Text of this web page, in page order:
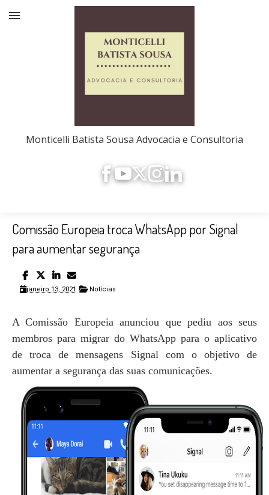
Monticelli Batista Sousa Advocacia e Consultoria
Comissão Europeia troca WhatsApp por Signal
para aumentar segurança
janeiro 13, 2021 Notícias
A Comissão Europeia anunciou que pediu aos seus
membros para migrar do WhatsApp para o aplicativo
de troca de mensagens Signal com o objetivo de
aumentar a segurança das suas comunicações.